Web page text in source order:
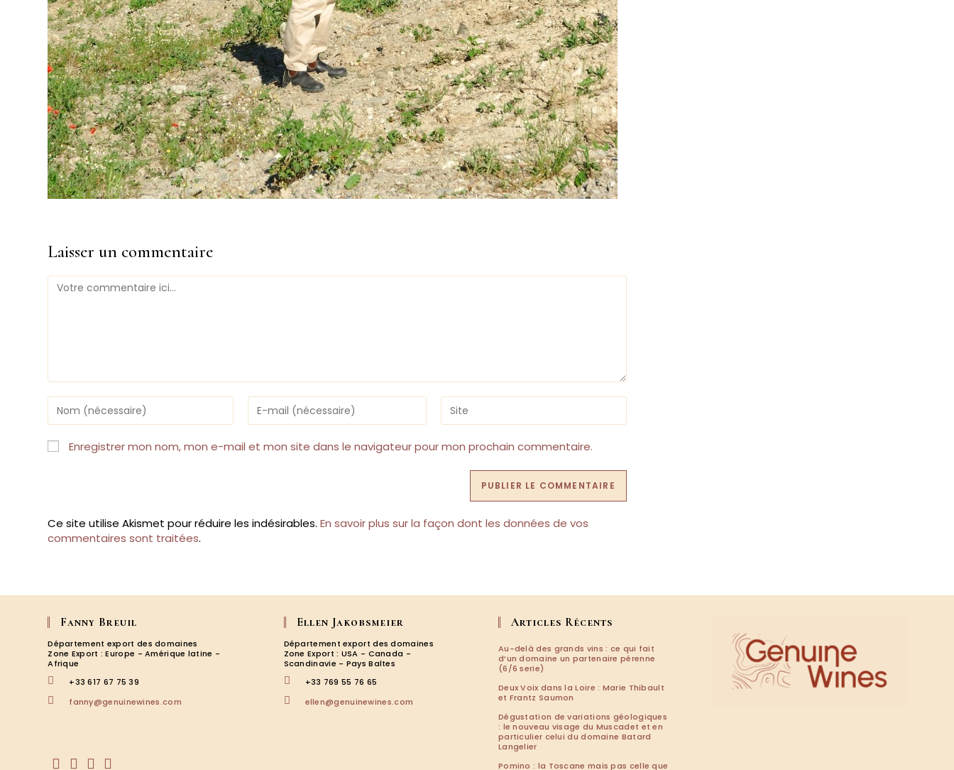
Laisser un commentaire
Comment
Enter
your
name
or
username
Enter
your
email
address
Saisir
l’URL
de
votre
(facultatif)
Enregistrer mon nom, mon e-mail et mon site dans le navigateur pour mon prochain commentaire.
Ce site utilise Akismet pour réduire les indésirables.En savoir plus sur la façon dont les données de vos
commentaires sont traitées.
Fanny Breuil
Département export des domaines
Zone Export : Europe - Amérique latine -
Afrique
+33 617 67 75 39
fanny@genuinewines.comS’ouvre
Ellen Jakobsmeier
Département export des domaines
Zone Export : USA - Canada -
Scandinavie - Pays Baltes
+33 769 55 76 65
ellen@genuinewines.com
Articles Récents
Au-delà des grands vins : ce qui fait
d’un domaine un partenaire pérenne
(6/6 serie)
Deux Voix dans la Loire : Marie Thibault
et Frantz Saumon
Dégustation de variations géologiques
: le nouveau visage du Muscadet et en
particulier celui du domaine Batard
Langelier
Pomino : la Toscane mais pas celle que